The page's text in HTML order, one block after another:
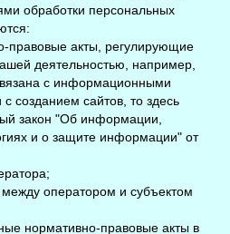
обработки персональных
правовые акты, регулирующие
деятельностью, например,
с информационными
созданием сайтов, то здесь
закон "Об информации,
и о защите информации" от
оператором и субъектом
нормативно-правовые акты в